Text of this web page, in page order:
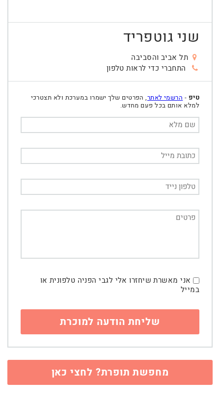
שני גוטפריד
תל אביב והסביבה
התחברי כדי לראות טלפון
טיפ - הרשמי לאתר, הפרטים שלך ישמרו במערכת ולא תצטרכי
למלא אותם בכל פעם מחדש.
אני מאשרת שיחזרו אלי לגבי הפניה טלפונית או
במייל
מחפשת תופרת? לחצי כאן